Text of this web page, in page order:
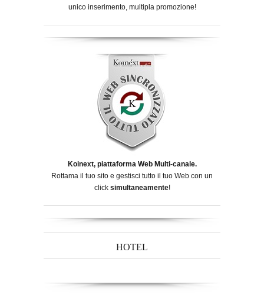
unico inserimento, multipla promozione!
Koinext, piattaforma Web Multi-canale.
Rottama il tuo sito e gestisci tutto il tuo Web con un
click simultaneamente!
HOTEL